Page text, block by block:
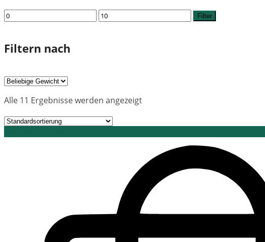
Min.
Max.
Filter
Filtern nach
Alle 11 Ergebnisse werden angezeigt